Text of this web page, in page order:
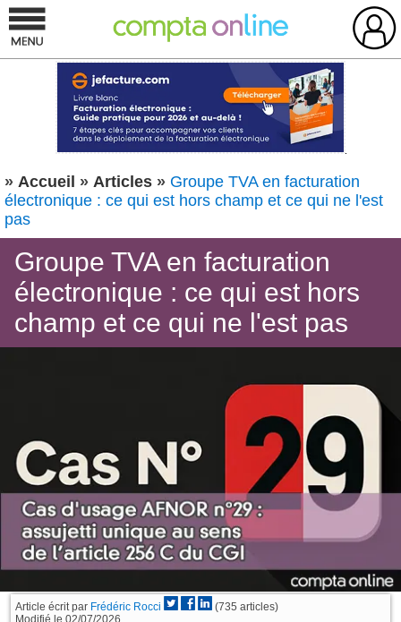
» Accueil » Articles » Groupe TVA en facturation
électronique : ce qui est hors champ et ce qui ne l'est
pas
Groupe TVA en facturation
électronique : ce qui est hors
champ et ce qui ne l'est pas
Article écrit par Frédéric Rocci
(735 articles)
Modifié le 02/07/2026